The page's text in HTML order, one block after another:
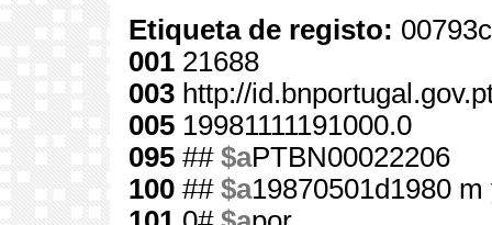
Etiqueta de registo:
001 21688
003 http://
005 19981111191000.0
095 ## $aPTBN00022206
100 ## $a19870501d1980